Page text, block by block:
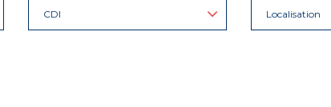
CDI Localisation